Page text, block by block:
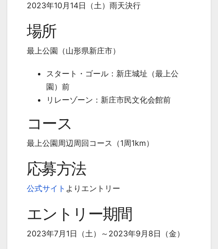
2023年10月14日（土）雨天決行
場所
最上公園（山形県新庄市）
スタート・ゴール：新庄城址（最上公
園）前
リレーゾーン：新庄市民文化会館前
コース
最上公園周辺周回コース（1周1km）
応募方法
公式サイト よりエントリー
エントリー期間
2023年7月1日（土）～2023年9月8日（金）